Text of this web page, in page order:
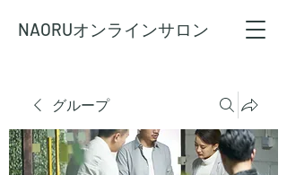
NAORUオンラインサロン
グループ